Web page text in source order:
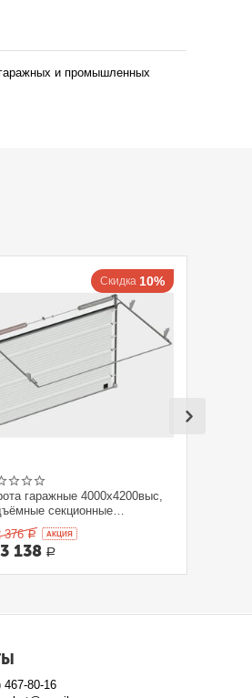
и промышленных
Скидка 10%
гаражные 4000x4200выс,
секционные
376 Р AКЦИЯ
138 Р
467-80-16